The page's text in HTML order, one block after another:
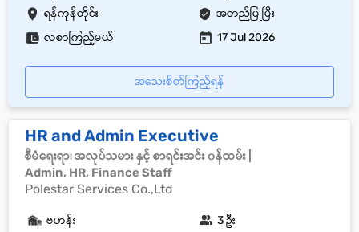
ရန်ကုန်တိုင်း အတည်ပြုပြီး
လစာကြည့်မယ် 17 Jul 2026
အသေးစိတ်ကြည့်ရန်
HR and Admin Executive
စီမံရေးရာ၊ အလုပ်သမား နှင့် စာရင်းအင်း ၀န်ထမ်း |
Admin, HR, Finance Staff
Polestar Services Co.,Ltd
ဗဟန်း 3 ဦး